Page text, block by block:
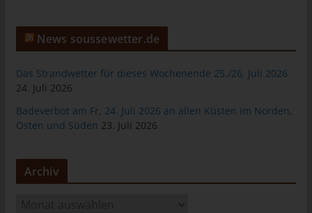
News soussewetter.de
Das Strandwetter für dieses Wochenende 25./26. Juli 2026
24. Juli 2026
Badeverbot am Fr, 24. Juli 2026 an allen Küsten im Norden,
Osten und Süden 23. Juli 2026
Archiv
die Cookie-Setzung nicht möglich wären.
Mittels eines Cookies können die Informationen und Angebote
auf unserer Internetseite im Sinne des Benutzers optimiert
werden. Cookies ermöglichen uns, wie bereits erwähnt, die
Wiedererkennung ist es, den Nutzern die Verwendung unserer
Internetseite zu erleichtern. Der Benutzer einer Internetseite, die
Besuch der Internetseite erneut seine Zugangsdaten eingeben,
weil dies von der Internetseite und dem auf dem